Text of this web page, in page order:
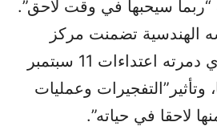
“ربما سيحبها في وقت لاحق”.
الهندسية تضمنت مركز
التجارة العالمي الذي دمرته اعتداءات 11 سبتمبر
وتأثير”التفجيرات وعمليات
لاحقا في حياته”.